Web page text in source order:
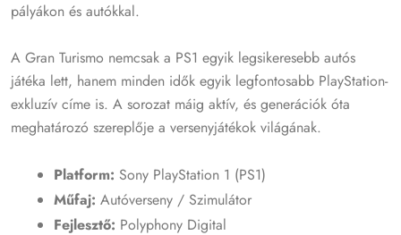
pályákon és autókkal.
A Gran Turismo nemcsak a PS1 egyik legsikeresebb autós
játéka lett, hanem minden idők egyik legfontosabb PlayStation-
exkluzív címe is. A sorozat máig aktív, és generációk óta
meghatározó szereplője a versenyjátékok világának.
Platform: Sony PlayStation 1 (PS1)
Műfaj: Autóverseny / Szimulátor
Fejlesztő: Polyphony Digital